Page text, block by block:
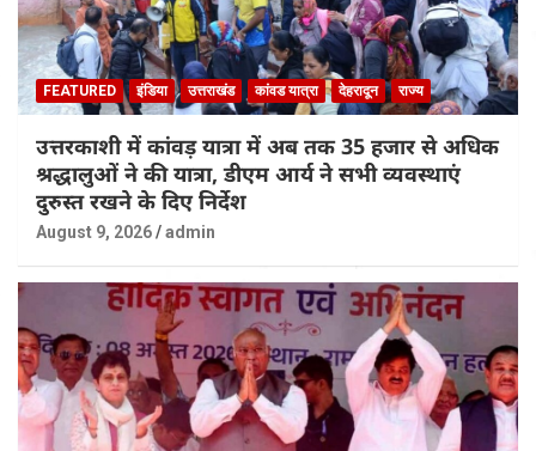
FEATURED इंडिया उत्तराखंड कांवड यात्रा देहरादून राज्य
उत्तरकाशी में कांवड़ यात्रा में अब तक 35 हजार से अधिक
श्रद्धालुओं ने की यात्रा, डीएम आर्य ने सभी व्यवस्थाएं
दुरुस्त रखने के दिए निर्देश
August 9, 2026 admin